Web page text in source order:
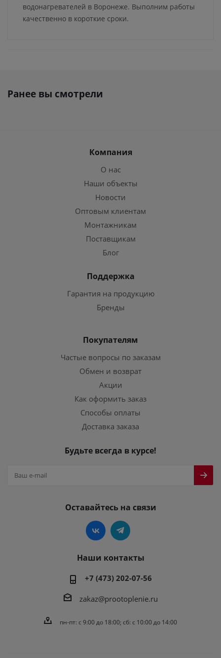
водонагревателей в Воронеже. Выполним работы
качественно в короткие сроки.
Ранее вы смотрели
Компания
О нас
Наши объекты
Новости
Оптовым клиентам
Монтажникам
Поставщикам
Блог
Поддержка
Гарантия на продукцию
Бренды
Покупателям
Частые вопросы по заказам
Обмен и возврат
Акции
Как оформить заказ
Способы оплаты
Доставка заказа
Будьте всегда в курсе!
Оставайтесь на связи
Наши контакты
+7 (473) 202-07-56
zakaz@prootoplenie.ru
пн-пт: c 9:00 до 18:00; сб: с 10:00 до 14:00